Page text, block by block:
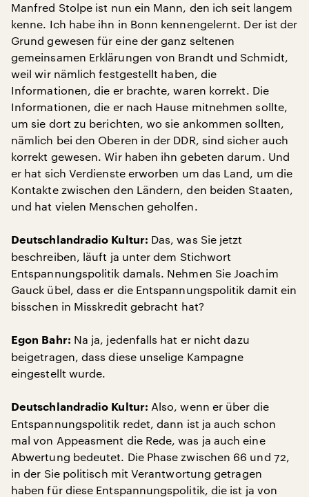
Manfred Stolpe ist nun ein Mann, den ich seit langem
kenne. Ich habe ihn in Bonn kennengelernt. Der ist der
Grund gewesen für eine der ganz seltenen
gemeinsamen Erklärungen von Brandt und Schmidt,
weil wir nämlich festgestellt haben, die
Informationen, die er brachte, waren korrekt. Die
Informationen, die er nach Hause mitnehmen sollte,
um sie dort zu berichten, wo sie ankommen sollten,
nämlich bei den Oberen in der DDR, sind sicher auch
korrekt gewesen. Wir haben ihn gebeten darum. Und
er hat sich Verdienste erworben um das Land, um die
Kontakte zwischen den Ländern, den beiden Staaten,
und hat vielen Menschen geholfen.
Deutschlandradio Kultur: Das, was Sie jetzt
beschreiben, läuft ja unter dem Stichwort
Entspannungspolitik damals. Nehmen Sie Joachim
Gauck übel, dass er die Entspannungspolitik damit ein
bisschen in Misskredit gebracht hat?
Egon Bahr: Na ja, jedenfalls hat er nicht dazu
beigetragen, dass diese unselige Kampagne
eingestellt wurde.
Deutschlandradio Kultur: Also, wenn er über die
Entspannungspolitik redet, dann ist ja auch schon
mal von Appeasment die Rede, was ja auch eine
Abwertung bedeutet. Die Phase zwischen 66 und 72,
in der Sie politisch mit Verantwortung getragen
haben für diese Entspannungspolitik, die ist ja von